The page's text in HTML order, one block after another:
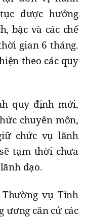
được hưởng
bậc và các chế
gian 6 tháng.
theo các quy
quy định mới,
chuyên môn,
chức vụ lãnh
tạm thời chưa
đạo.
Thường vụ Tỉnh
ương căn cứ các